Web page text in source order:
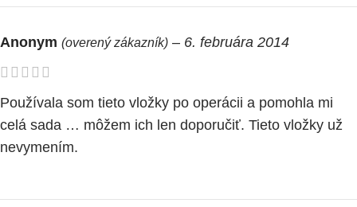
Anonym (overený zákazník) – 6. februára 2014
Používala som tieto vložky po operácii a pomohla mi
celá sada … môžem ich len doporučiť. Tieto vložky už
nevymením.